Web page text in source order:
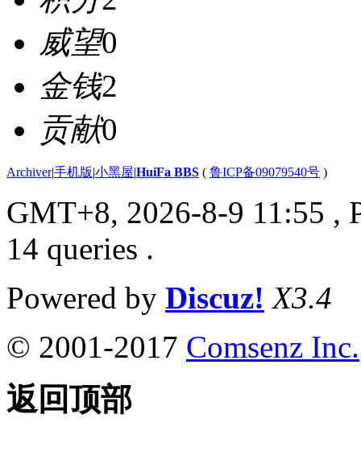
威望0
金钱2
贡献0
Archiver|手机版|小黑屋|HuiFa BBS ( 鲁ICP备09079540号 )
GMT+8, 2026-8-9 11:55 ,
14 queries .
Powered by Discuz! X3.4
© 2001-2017 Comsenz Inc.
返回顶部